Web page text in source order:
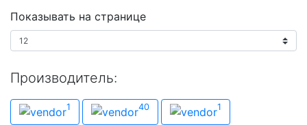
Показывать на странице
Производитель:
Производитель
Eleps
1 Karl Storz
40 Richard Wolf
1